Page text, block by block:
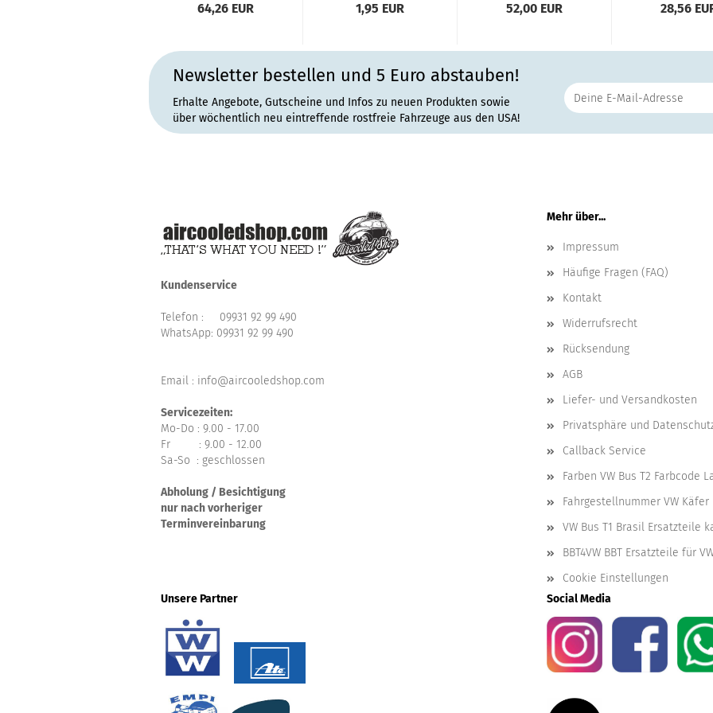
64,26 EUR 1,95 EUR 52,00 EUR 28,56
Newsletter bestellen und 5 Euro abstauben!
Erhalte Angebote, Gutscheine und Infos zu neuen Produkten sowie
über wöchentlich neu eintreffende rostfreie Fahrzeuge aus den USA!
Kundenservice
Telefon : 09931 92 99 490
WhatsApp: 09931 92 99 490
Email : info@aircooledshop.com
Servicezeiten:
Mo-Do : 9.00 - 17.00
Fr : 9.00 - 12.00
Sa-So : geschlossen
Abholung / Besichtigung
nur nach vorheriger
Terminvereinbarung
Mehr über...
Impressum
Häufige Fragen (FAQ)
Kontakt
Widerrufsrecht
Rücksendung
AGB
Liefer- und Versandkosten
Privatsphäre und
Callback Service
Farben VW Bus T2 Farbcode
Fahrgestellnummer VW Käfer
VW Bus T1 Brasil Ersatzteile
BBT4VW BBT Ersatzteile für
Cookie Einstellungen
Unsere Partner
Social Media